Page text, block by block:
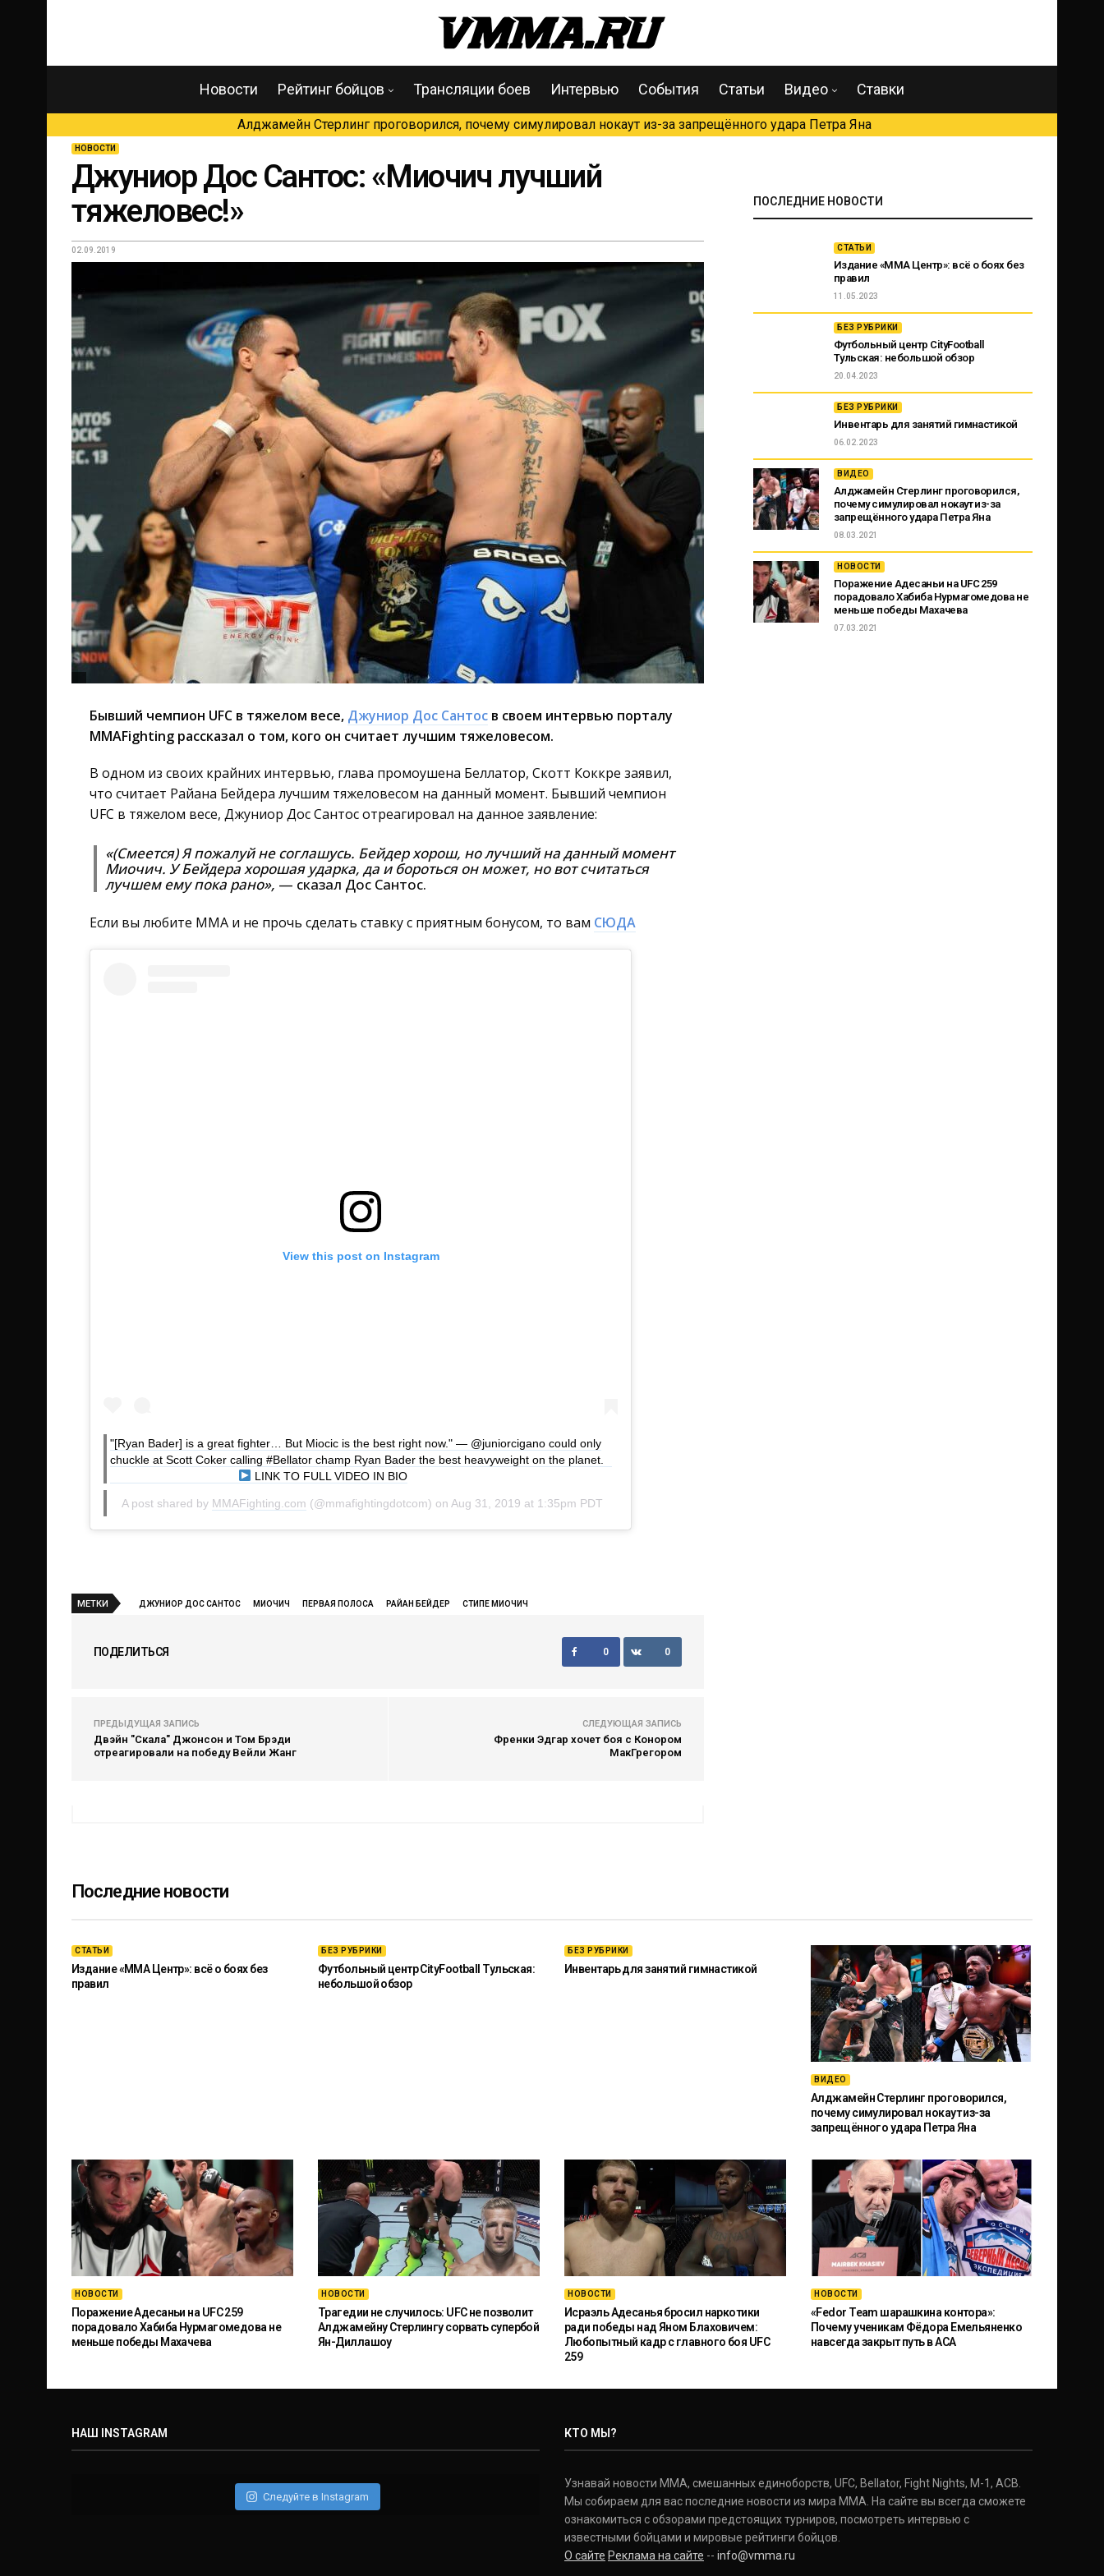
Новости Рейтинг бойцов Трансляции боев Интервью События Статьи Видео Ставки
Алджамейн Стерлинг проговорился, почему симулировал нокаут из-за запрещённого удара Петра Яна
НОВОСТИ
Джуниор Дос Сантос: «Миочич лучший
тяжеловес!»
02.09.2019
Бывший чемпион UFC в тяжелом весе, Джуниор Дос Сантос в своем интервью порталу
MMAFighting рассказал о том, кого он считает лучшим тяжеловесом.
В одном из своих крайних интервью, глава промоушена Беллатор, Скотт Коккре заявил,
что считает Райана Бейдера лучшим тяжеловесом на данный момент. Бывший чемпион
UFC в тяжелом весе, Джуниор Дос Сантос отреагировал на данное заявление:
«(Смеется) Я пожалуй не соглашусь. Бейдер хорош, но лучший на данный момент
Миочич. У Бейдера хорошая ударка, да и бороться он может, но вот считаться
лучшем ему пока рано», — сказал Дос Сантос.
Если вы любите ММА и не прочь сделать ставку с приятным бонусом, то вам СЮДА
View this post on Instagram
"[Ryan Bader] is a great fighter… But Miocic is the best right now." — @juniorcigano could only
chuckle at Scott Coker calling #Bellator champ Ryan Bader the best heavyweight on the planet.⠀⁠
LINK TO FULL VIDEO IN BIO⁠
A post shared by MMAFighting.com (@mmafightingdotcom) on Aug 31, 2019 at 1:35pm PDT
МЕТКИ ДЖУНИОР ДОС САНТОС МИОЧИЧ ПЕРВАЯ ПОЛОСА РАЙАН БЕЙДЕР СТИПЕ МИОЧИЧ
ПОДЕЛИТЬСЯ 0 0
ПРЕДЫДУЩАЯ ЗАПИСЬ
Двэйн "Скала" Джонсон и Том Брэди
отреагировали на победу Вейли Жанг
СЛЕДУЮЩАЯ ЗАПИСЬ
Френки Эдгар хочет боя с Конором
МакГрегором
ПОСЛЕДНИЕ НОВОСТИ
СТАТЬИ
Издание «ММА Центр»: всё о боях без
правил
11.05.2023
БЕЗ РУБРИКИ
Футбольный центр CityFootball
Тульская: небольшой обзор
20.04.2023
БЕЗ РУБРИКИ
Инвентарь для занятий гимнастикой
06.02.2023
ВИДЕО
Алджамейн Стерлинг проговорился,
почему симулировал нокаут из-за
запрещённого удара Петра Яна
08.03.2021
НОВОСТИ
Поражение Адесаньи на UFC 259
порадовало Хабиба Нурмагомедова не
меньше победы Махачева
07.03.2021
Последние новости
СТАТЬИ
Издание «ММА Центр»: всё о боях без
правил
БЕЗ РУБРИКИ
Футбольный центр CityFootball Тульская:
небольшой обзор
БЕЗ РУБРИКИ
Инвентарь для занятий гимнастикой
ВИДЕО
Алджамейн Стерлинг проговорился,
почему симулировал нокаут из-за
запрещённого удара Петра Яна
НОВОСТИ
Поражение Адесаньи на UFC 259
порадовало Хабиба Нурмагомедова не
меньше победы Махачева
НОВОСТИ
Трагедии не случилось: UFC не позволит
Алджамейну Стерлингу сорвать супербой
Ян-Диллашоу
НОВОСТИ
Исраэль Адесанья бросил наркотики
ради победы над Яном Блаховичем:
Любопытный кадр с главного боя UFC
259
НОВОСТИ
«Fedor Team шарашкина контора»:
Почему ученикам Фёдора Емельяненко
навсегда закрыт путь в ACA
НАШ INSTAGRAM
Следуйте в Instagram
КТО МЫ?
Узнавай новости ММА, смешанных единоборств, UFC, Bellator, Fight Nights, M-1, ACB.
Мы собираем для вас последние новости из мира ММА. На сайте вы всегда сможете
ознакомиться с обзорами предстоящих турниров, посмотреть интервью с
известными бойцами и мировые рейтинги бойцов.
О сайте Реклама на сайте -- info@vmma.ru